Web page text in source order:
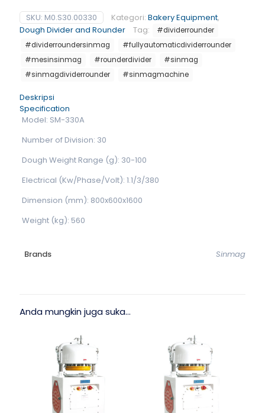
SKU: M0.S30.00330 Kategori: Bakery Equipment,
Dough Divider and Rounder
Tag:
#dividerrounder
#dividerroundersinmag
#fullyautomaticdividerrounder
#mesinsinmag
#rounderdivider
#sinmag
#sinmagdividerrounder
#sinmagmachine
Deskripsi
Specification
Model: SM-330A
Number of Division: 30
Dough Weight Range (g): 30-100
Electrical (Kw/Phase/Volt): 1.1/3/380
Dimension (mm): 800x600x1600
Weight (kg): 560
Brands Sinmag
Anda mungkin juga suka…